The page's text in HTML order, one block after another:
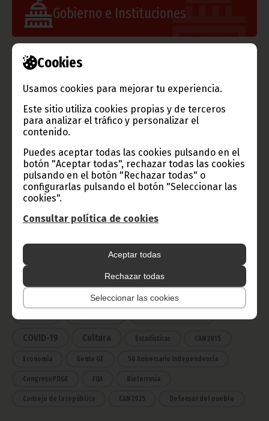
Cookies
Usamos cookies para mejorar tu experiencia.
Este sitio utiliza cookies propias y de terceros
para analizar el tráfico y personalizar el
contenido.
Puedes aceptar todas las cookies pulsando en el
botón "Aceptar todas", rechazar todas las cookies
pulsando en el botón "Rechazar todas" o
configurarlas pulsando el botón "Seleccionar las
cookies".
Consultar política de cookies
Aceptar todas
Rechazar todas
Seleccionar las cookies
Gobierno e Instituciones
Información de Guinea Ecuatorial
TVGE
Radio Nacional de Guinea
Ecuatorial
Haz click aquí para escuchar ahora
CATEGORÍAS
Noticias Gobierno
Presidencia
África
COVID-19 Cultura Estadísticas CAN 2015
Economía Gente GE 50 Aniversario Independencia
CongresoPDGE FIJA Bielorrusia
Consejo de la república CAN 2025 Defensor del pueblo